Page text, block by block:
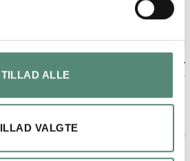
TILLAD ALLE
VALGTE
efter bestilling